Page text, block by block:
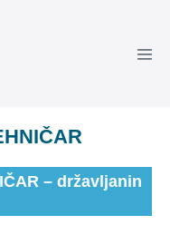
– državljanin